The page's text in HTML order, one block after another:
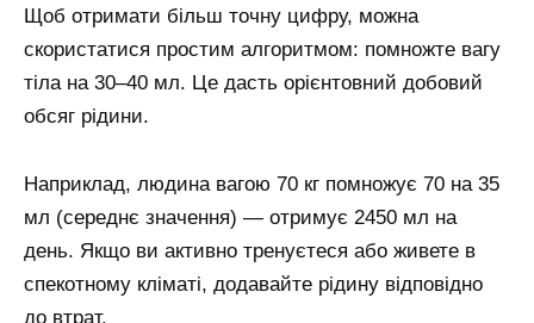
Щоб отримати більш точну цифру, можна
скористатися простим алгоритмом: помножте вагу
тіла на 30–40 мл. Це дасть орієнтовний добовий
обсяг рідини.
Наприклад, людина вагою 70 кг помножує 70 на 35
мл (середнє значення) — отримує 2450 мл на
день. Якщо ви активно тренуєтеся або живете в
спекотному кліматі, додавайте рідину відповідно
до втрат.